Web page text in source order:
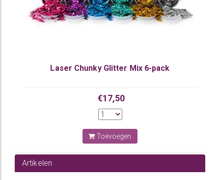
Laser Chunky Glitter Mix 6-pack
€17,50
Toevoegen
Artikelen